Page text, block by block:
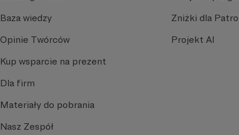
Baza wiedzy
Opinie Twórców
Kup wsparcie na prezent
Dla firm
Materiały do pobrania
Nasz Zespół
Zniżki dla
Projekt AI